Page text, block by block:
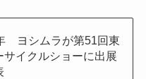
ヨシムラが第51回東
サイクルショーに出展